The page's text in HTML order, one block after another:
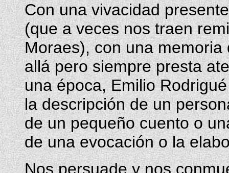
Con una vivacidad
(que a veces nos traen
Moraes), con una
allá pero siempre presta
una época, Emilio
la descripción de un
de un pequeño cuento o
de una evocación o la
Nos persuade y nos